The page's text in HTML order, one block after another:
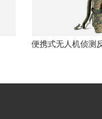
便携式无人机侦测